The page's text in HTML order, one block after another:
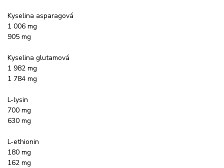
Kyselina asparagová
1 006 mg
905 mg
Kyselina glutamová
1 982 mg
1 784 mg
L-lysin
700 mg
630 mg
L-ethionin
180 mg
162 mg